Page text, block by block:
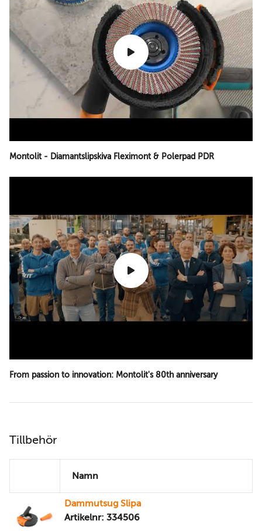
Montolit - Diamantslipskiva Fleximont & Polerpad PDR
From passion to innovation: Montolit's 80th anniversary
Tillbehör
Namn
Dammutsug Slipa
Artikelnr: 334506